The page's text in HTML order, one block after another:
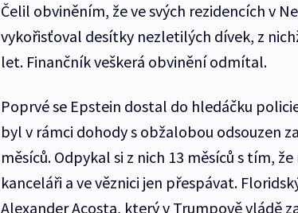
Čelil obviněním, že ve svých rezidencích v
vykořisťoval desítky nezletilých dívek, z
let. Finančník veškerá obvinění odmítal.
Poprvé se Epstein dostal do hledáčku
byl v rámci dohody s obžalobou odsouzen
měsíců. Odpykal si z nich 13 měsíců s tím,
kanceláři a ve věznici jen přespávat.
Alexander Acosta, který v Trumpově vládě